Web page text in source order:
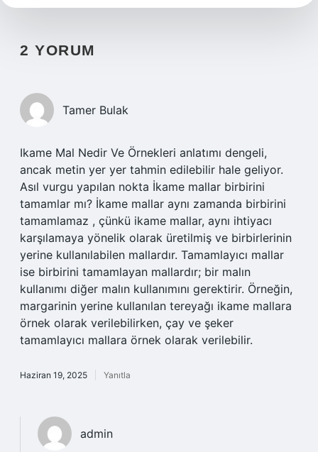
2 YORUM
Tamer Bulak
Ikame Mal Nedir Ve Örnekleri anlatımı dengeli,
ancak metin yer yer tahmin edilebilir hale geliyor.
Asıl vurgu yapılan nokta İkame mallar birbirini
tamamlar mı? İkame mallar aynı zamanda birbirini
tamamlamaz , çünkü ikame mallar, aynı ihtiyacı
karşılamaya yönelik olarak üretilmiş ve birbirlerinin
yerine kullanılabilen mallardır. Tamamlayıcı mallar
ise birbirini tamamlayan mallardır; bir malın
kullanımı diğer malın kullanımını gerektirir. Örneğin,
margarinin yerine kullanılan tereyağı ikame mallara
örnek olarak verilebilirken, çay ve şeker
tamamlayıcı mallara örnek olarak verilebilir.
Haziran 19, 2025 Yanıtla
admin